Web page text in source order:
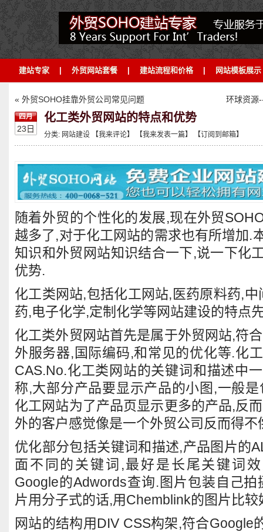
建站专家 外贸网站套餐 建站流程和价格 网站模板展示
« 外贸SOHO挂靠外贸公司常见问题 环球资源
四月
23日
化工类外贸网站的特点和优势
分类: 网站建设 【我来评论】 【我来发表一篇】 【订阅到邮箱】
随着外贸的个性化的发展,现在外贸
越多了,对于化工网站的需求也有所增加.
知识和外贸网站知识结合一下,说一下化
优势.
化工类网站,包括化工网站,医药原料药,
药,电子化学,定制化学等网站建设的特点
化工类外贸网站首先是属于外贸网站,符
外服务器,国际编码,和常见的优化等.化
CAS.No.化工类网站的关键词和描述中
称,大部分产品要显示产品的小图,一般
化工网站为了产品页显示更多的产品,反
外的客户感觉像是一个外贸公司反而得不
优化部分包括关键词和描述,产品图片的
面不同的关键词,最好是长尾关键词
Google的Adwords查询.图片包装自己
片用分子式的话,用Chemblink的图片比较
网站的结构用DIV CSS构架,符合Google